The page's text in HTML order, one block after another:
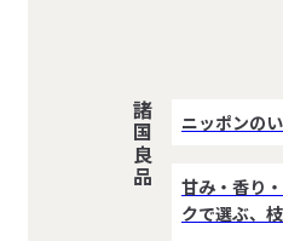
諸国良品 ニッポンの
甘み・香り
クで選ぶ、